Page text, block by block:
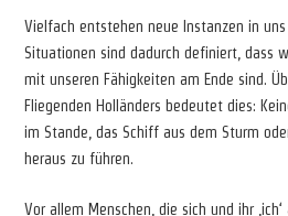
Vielfach entstehen neue Instanzen in uns
Situationen sind dadurch definiert, dass
mit unseren Fähigkeiten am Ende sind.
Fliegenden Holländers bedeutet dies:
im Stande, das Schiff aus dem Sturm
heraus zu führen.
Vor allem Menschen, die sich und ihr